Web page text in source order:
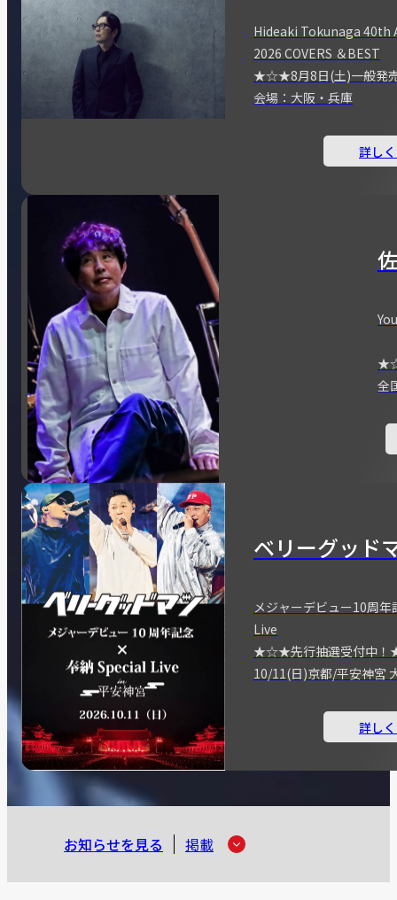
Hideaki Tokunaga 40th
2026 COVERS ＆BEST
★☆★8月8日(土)一般
会場：大阪・兵庫
詳し
全
ベリーグッド
メジャーデビュー10周
Live
★☆★先行抽選受付中
10/11(日)京都/平安神宮
詳し
お知らせを見る 掲載